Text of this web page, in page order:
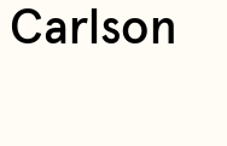
Carlson